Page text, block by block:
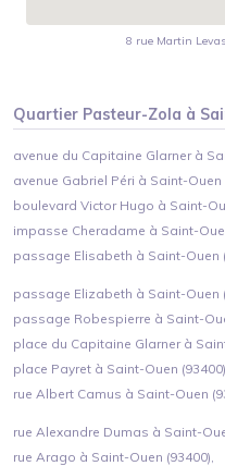
8 rue Martin
Quartier Pasteur-Zola à
avenue du Capitaine Glarner à
avenue Gabriel Péri à Saint-Ouen
boulevard Victor Hugo à Saint-
impasse Cheradame à Saint-
passage Elisabeth à Saint-Ouen
passage Elizabeth à Saint-Ouen
passage Robespierre à Saint-
place du Capitaine Glarner à
place Payret à Saint-Ouen (93400),
rue Albert Camus à Saint-Ouen
rue Alexandre Dumas à Saint-
rue Arago à Saint-Ouen (93400),